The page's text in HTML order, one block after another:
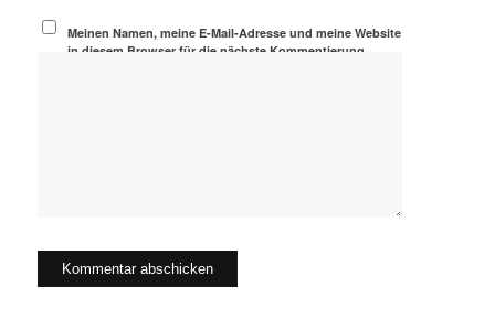
Meinen Namen, meine E-Mail-Adresse und meine Website
in diesem Browser für die nächste Kommentierung